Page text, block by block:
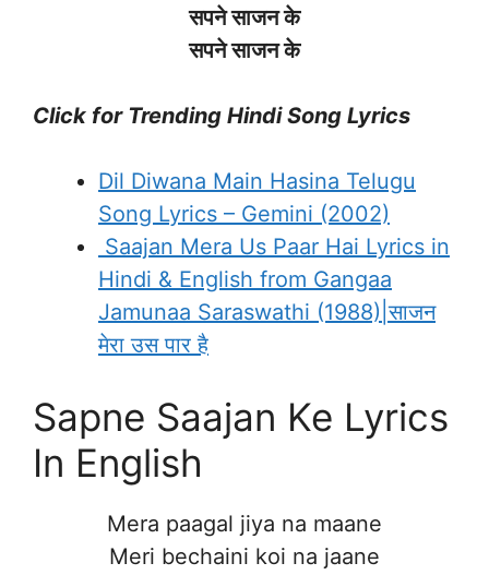
सपने साजन के
सपने साजन के
Click for Trending Hindi Song Lyrics
Dil Diwana Main Hasina Telugu
Song Lyrics – Gemini (2002)
Saajan Mera Us Paar Hai Lyrics in
Hindi & English from Gangaa
Jamunaa Saraswathi (1988)|साजन
मेरा उस पार है
Sapne Saajan Ke Lyrics
In English
Mera paagal jiya na maane
Meri bechaini koi na jaane